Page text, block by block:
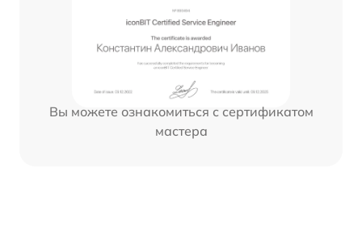
Вы можете ознакомиться с сертификатом
мастера